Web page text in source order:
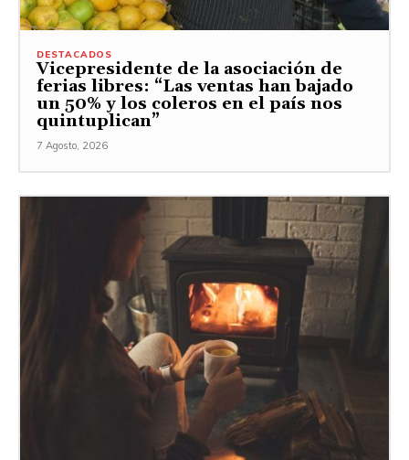
DESTACADOS
Vicepresidente de la asociación de
ferias libres: “Las ventas han bajado
un 50% y los coleros en el país nos
quintuplican”
7 Agosto, 2026